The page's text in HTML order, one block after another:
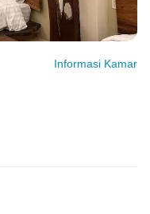
Informasi Kamar